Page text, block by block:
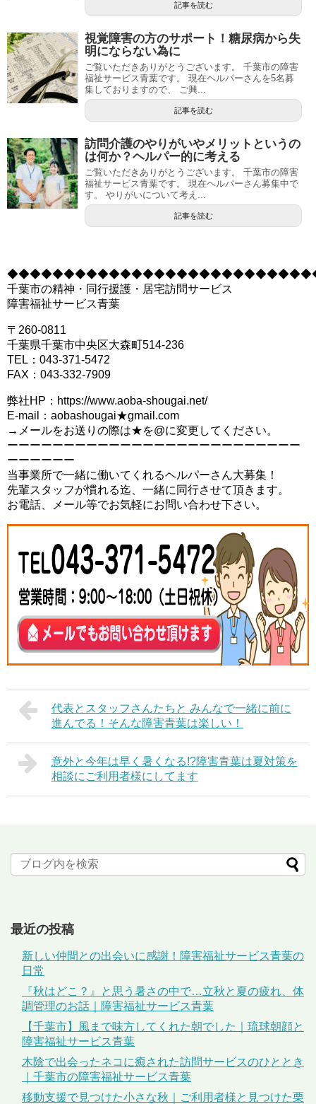
記事を読む
視覚障害の方のサポート！糖尿病から失
明にならない為に
ご覧いただきありがとうございます。 千葉市の障害
福祉サービス青葉です。 現在ヘルパーさんを5名募
集しておりますので、 ご興...
記事を読む
訪問介護のやりがいやメリットというの
は何か？ヘルパー的に考える
ご覧いただきありがとうございます。 千葉市の障害
福祉サービス青葉です。 現在ヘルパーさん募集中で
す。 やりがいについて考え...
記事を読む
千葉市の精神・同行援護・居宅訪問サービス
障害福祉サービス青葉
〒260-0811
千葉県千葉市中央区大森町514-236
TEL：043-371-5472
FAX：043-332-7909
弊社HP：https://www.aoba-shougai.net/
E-mail：aobashougai★gmail.com
→メールをお送りの際は★を@に変更してください。
ーーーーーーーーーーーーーーーーーーーーーーーーーー
ーーーーーー
当事業所で一緒に働いてくれるヘルパーさん大募集！
先輩スタッフが慣れる迄、一緒に同行させて頂きます。
お電話、メール等でお気軽にお問い合わせ下さい。
代表とスタッフさんたちと みんなで一緒に前に
進んでる！そんな障害青葉は楽しい！
意外と今年は早く暑くなる!?障害青葉は夏対策を
相談にご利用者様にしてます
最近の投稿
新しい仲間との出会いに感謝！障害福祉サービス青葉の
日常
『秋はどこ？』と思う暑さの中で…立秋と夏の疲れ、体
調管理のお話｜障害福祉サービス青葉
【千葉市】風まで味方してくれた朝でした｜琉球朝顔と
障害福祉サービス青葉
木陰で出会ったネコに癒された訪問サービスのひととき
｜千葉市の障害福祉サービス青葉
移動支援で見つけた小さな秋｜ご利用者様と見つけた栗